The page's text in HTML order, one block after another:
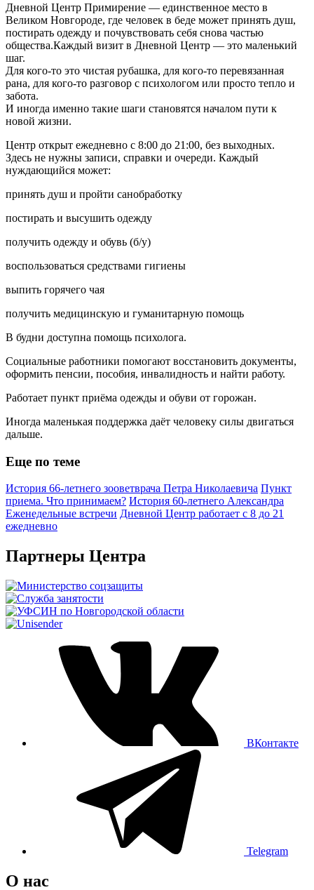
Дневной Центр Примирение — единственное место в
Великом Новгороде, где человек в беде может принять душ,
постирать одежду и почувствовать себя снова частью
общества.Каждый визит в Дневной Центр — это маленький
шаг.
Для кого-то это чистая рубашка, для кого-то перевязанная
рана, для кого-то разговор с психологом или просто тепло и
забота.
И иногда именно такие шаги становятся началом пути к
новой жизни.
Центр открыт ежедневно с 8:00 до 21:00, без выходных.
Здесь не нужны записи, справки и очереди. Каждый
нуждающийся может:
принять душ и пройти санобработку
постирать и высушить одежду
получить одежду и обувь (б/у)
воспользоваться средствами гигиены
выпить горячего чая
получить медицинскую и гуманитарную помощь
В будни доступна помощь психолога.
Социальные работники помогают восстановить документы,
оформить пенсии, пособия, инвалидность и найти работу.
Работает пункт приёма одежды и обуви от горожан.
Иногда маленькая поддержка даёт человеку силы двигаться
дальше.
Еще по теме
История 66-летнего зооветврача Петра Николаевича Пункт
приема. Что принимаем? История 60-летнего Александра
Еженедельные встречи Дневной Центр работает с 8 до 21
ежедневно
Партнеры Центра
ВКонтакте
Telegram
О нас